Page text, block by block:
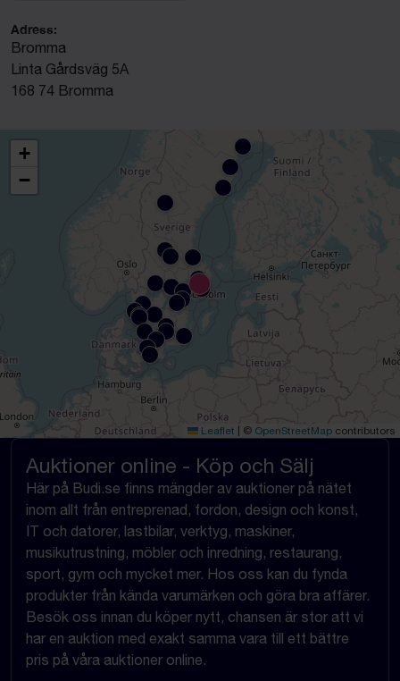
Adress:
Bromma
Linta Gårdsväg 5A
168 74 Bromma
+
−
Leaflet © OpenStreetMap contributors
Auktioner online - Köp och Sälj
Här på Budi.se finns mängder av auktioner på nätet
inom allt från entreprenad, fordon, design och konst,
IT och datorer, lastbilar, verktyg, maskiner,
musikutrustning, möbler och inredning, restaurang,
sport, gym och mycket mer. Hos oss kan du fynda
produkter från kända varumärken och göra bra affärer.
Besök oss innan du köper nytt, chansen är stor att vi
har en auktion med exakt samma vara till ett bättre
pris på våra auktioner online.